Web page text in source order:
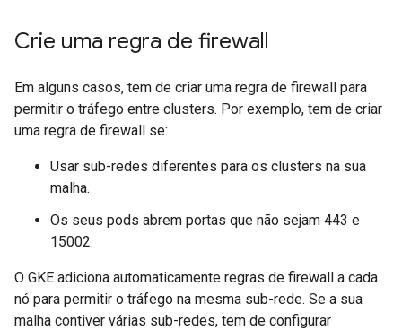
Crie uma regra de firewall
Em alguns casos, tem de criar uma regra de firewall para
permitir o tráfego entre clusters. Por exemplo, tem de criar
uma regra de firewall se:
Usar sub-redes diferentes para os clusters na sua
malha.
Os seus pods abrem portas que não sejam 443 e
15002.
O GKE adiciona automaticamente regras de firewall a cada
nó para permitir o tráfego na mesma sub-rede. Se a sua
malha contiver várias sub-redes, tem de configurar